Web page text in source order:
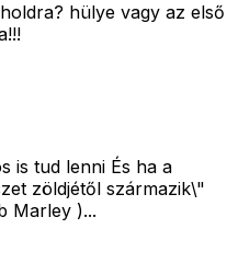
hülye vagy az első
is tud lenni És ha a
zöldjétől származik\"
Marley )...